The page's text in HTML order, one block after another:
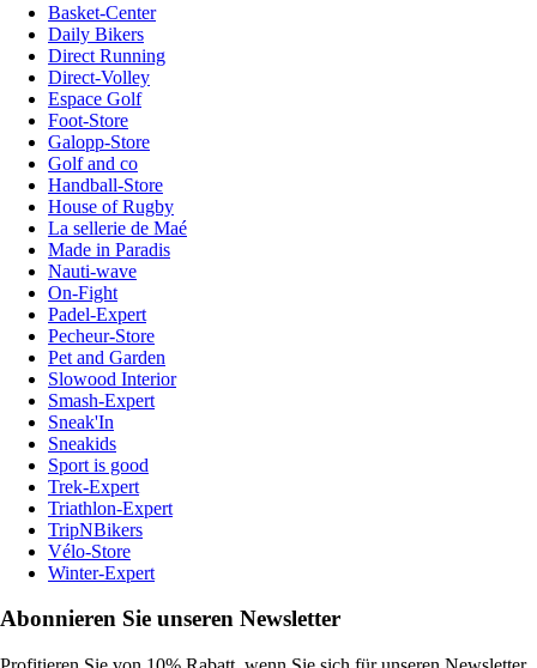
Basket-Center
Daily Bikers
Direct Running
Direct-Volley
Espace Golf
Foot-Store
Galopp-Store
Golf and co
Handball-Store
House of Rugby
La sellerie de Maé
Made in Paradis
Nauti-wave
On-Fight
Padel-Expert
Pecheur-Store
Pet and Garden
Slowood Interior
Smash-Expert
Sneak'In
Sneakids
Sport is good
Trek-Expert
Triathlon-Expert
TripNBikers
Vélo-Store
Winter-Expert
Abonnieren Sie unseren Newsletter